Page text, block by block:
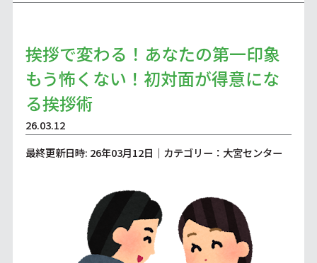
挨拶で変わる！あなたの第一印象
もう怖くない！初対面が得意にな
る挨拶術
26.03.12
最終更新日時: 26年03月12日｜カテゴリー：大宮センター